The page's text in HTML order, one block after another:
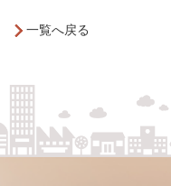
一覧へ戻る